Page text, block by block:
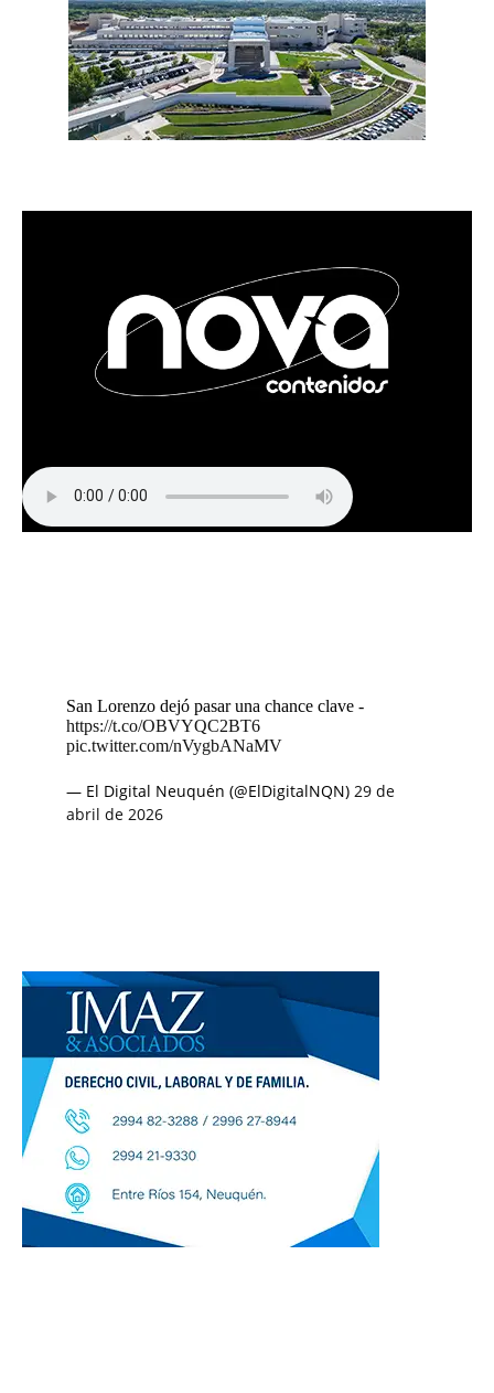
San Lorenzo dejó pasar una chance clave -
https://t.co/OBVYQC2BT6
pic.twitter.com/nVygbANaMV
— El Digital Neuquén (@ElDigitalNQN) 29 de
abril de 2026